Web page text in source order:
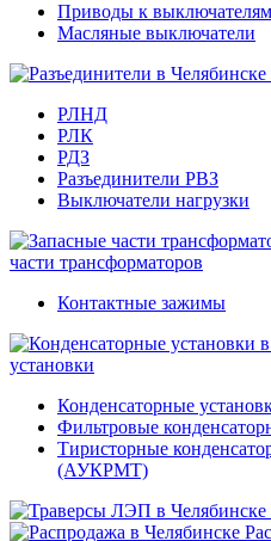
Приводы к выключателям
Масляные выключатели
РЛНД
РЛК
РДЗ
Разъединители РВЗ
Выключатели нагрузки
части трансформаторов
Контактные зажимы
установки
Конденсаторные
Фильтровые
Тиристорные
(АУКРМТ)